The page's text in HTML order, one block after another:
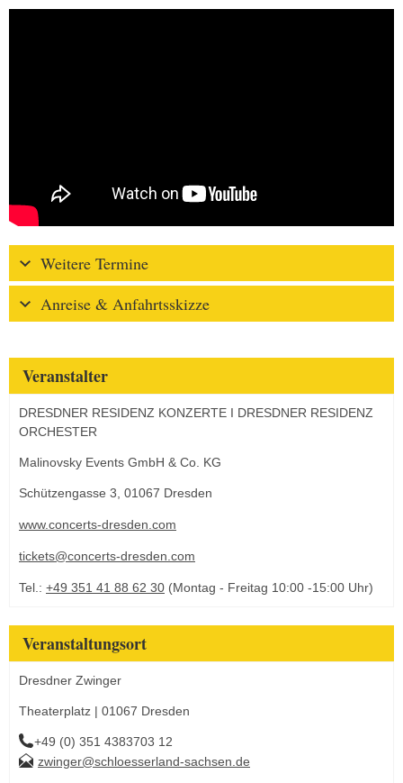
Weitere Termine
Anreise & Anfahrtsskizze
Veranstalter
DRESDNER RESIDENZ KONZERTE I DRESDNER RESIDENZ
ORCHESTER
Malinovsky Events GmbH & Co. KG
Schützengasse 3, 01067 Dresden
www.concerts-dresden.com
tickets@concerts-dresden.com
Tel.: +49 351 41 88 62 30 (Montag - Freitag 10:00 -15:00 Uhr)
Veranstaltungsort
Dresdner Zwinger
Theaterplatz | 01067 Dresden
+49 (0) 351 4383703 12
zwinger@schloesserland-sachsen.de